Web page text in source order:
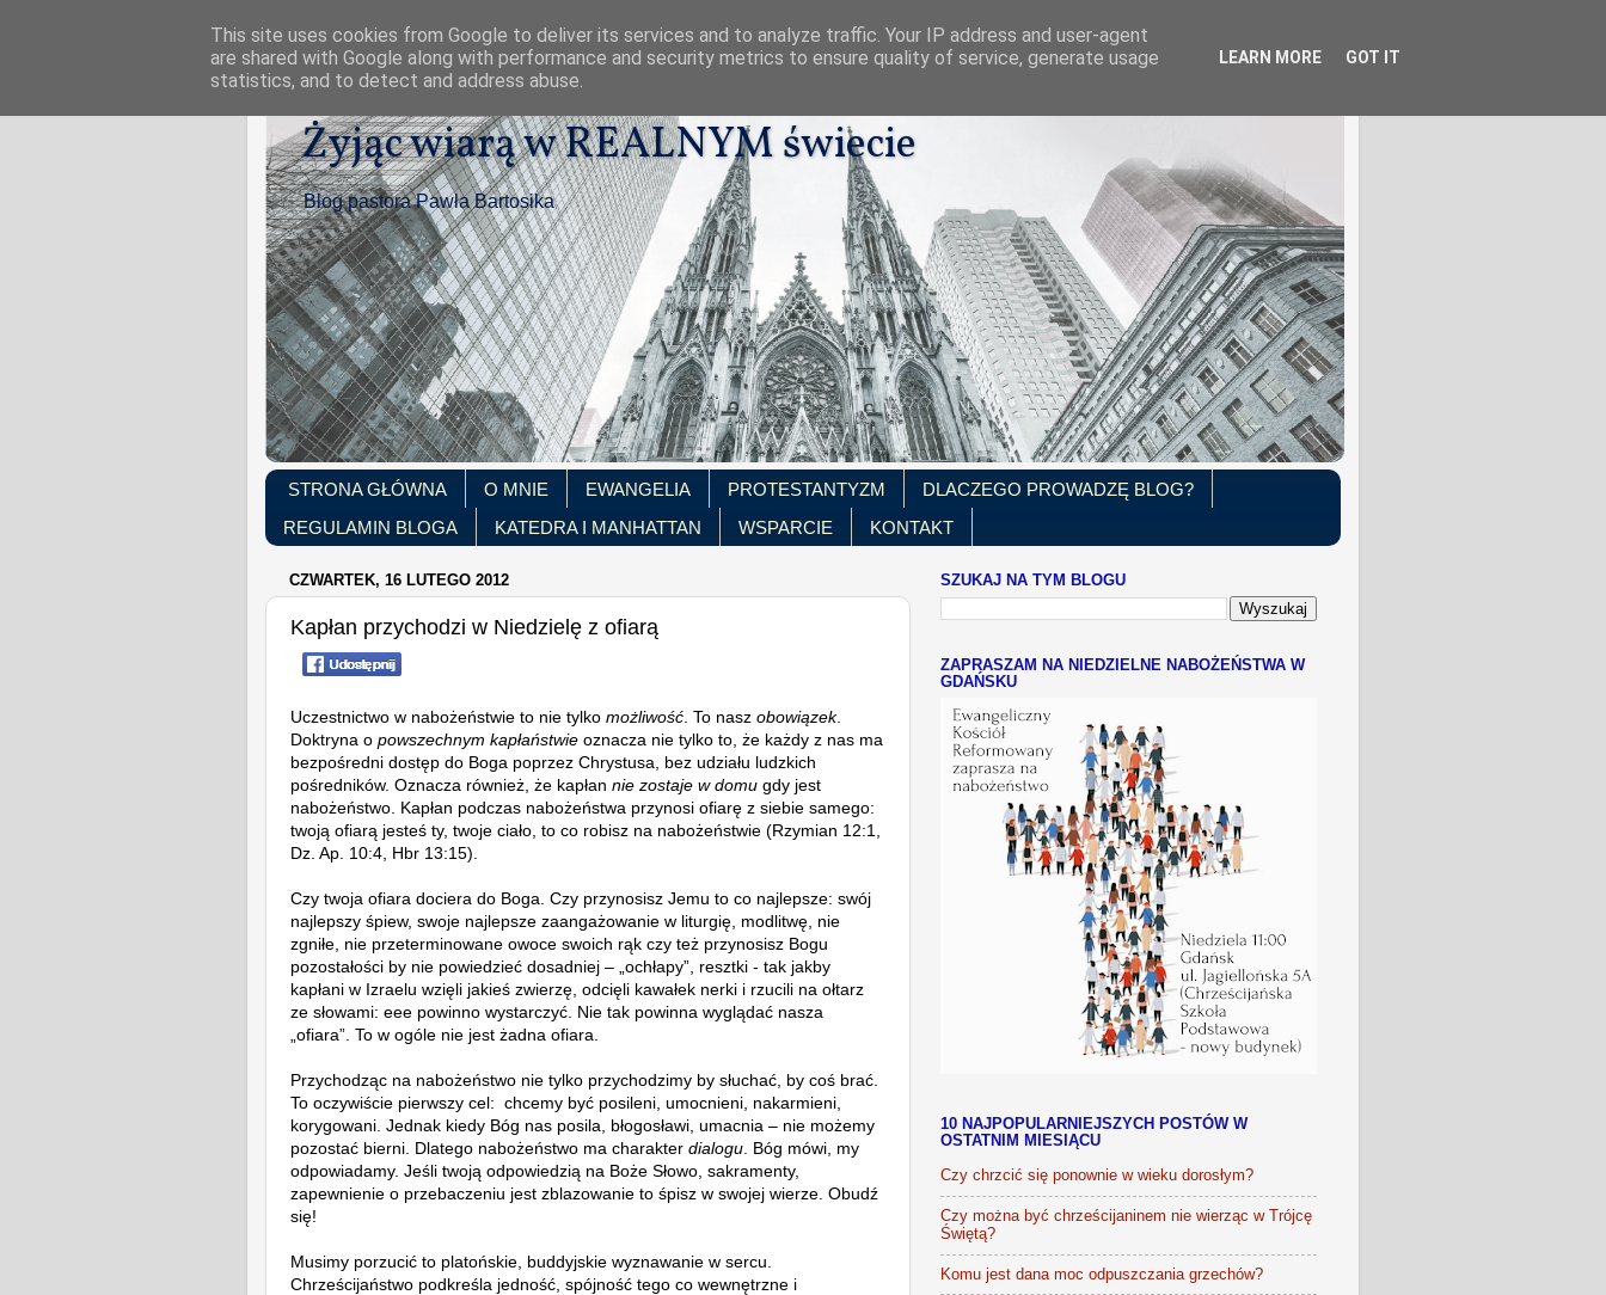
Żyjąc wiarą w REALNYM świecie
Blog pastora Pawła Bartosika
STRONA GŁÓWNA O MNIE EWANGELIA PROTESTANTYZM
DLACZEGO PROWADZĘ BLOG?
REGULAMIN BLOGA
KATEDRA I MANHATTAN WSPARCIE KONTAKT
CZWARTEK, 16 LUTEGO 2012
Kapłan przychodzi w Niedzielę z ofiarą
Uczestnictwo w nabożeństwie to nie tylko możliwość . To nasz obowiązek.
Doktryna o powszechnym kapłaństwie oznacza nie tylko to, że każdy z nas ma
bezpośredni dostęp do Boga poprzez Chrystusa, bez udziału ludzkich
pośredników. Oznacza również, że kapłan nie zostaje w domu gdy jest
nabożeństwo. Kapłan podczas nabożeństwa przynosi ofiarę z siebie samego:
twoją ofiarą jesteś ty, twoje ciało, to co robisz na nabożeństwie (Rzymian 12:1,
Dz. Ap. 10:4, Hbr 13:15).
Czy twoja ofiara dociera do Boga. Czy przynosisz Jemu to co najlepsze: swój
najlepszy śpiew, swoje najlepsze zaangażowanie w liturgię, modlitwę, nie
zgniłe, nie przeterminowane owoce swoich rąk czy też przynosisz Bogu
pozostałości by nie powiedzieć dosadniej – „ochłapy”, resztki - tak jakby
kapłani w Izraelu wzięli jakieś zwierzę, odcięli kawałek nerki i rzucili na ołtarz
ze słowami: eee powinno wystarczyć. Nie tak powinna wyglądać nasza
„ofiara”. To w ogóle nie jest żadna ofiara.
Przychodząc na nabożeństwo nie tylko przychodzimy by słuchać, by coś brać.
To oczywiście pierwszy cel: chcemy być posileni, umocnieni, nakarmieni,
korygowani. Jednak kiedy Bóg nas posila, błogosławi, umacnia – nie możemy
pozostać bierni. Dlatego nabożeństwo ma charakter dialogu . Bóg mówi, my
odpowiadamy. Jeśli twoją odpowiedzią na Boże Słowo, sakramenty,
zapewnienie o przebaczeniu jest zblazowanie to śpisz w swojej wierze. Obudź
się!
Musimy porzucić to platońskie, buddyjskie wyznawanie w sercu.
Chrześcijaństwo podkreśla jedność, spójność tego co wewnętrzne i
SZUKAJ NA TYM BLOGU
ZAPRASZAM NA NIEDZIELNE NABOŻEŃSTWA W
GDAŃSKU
10 NAJPOPULARNIEJSZYCH POSTÓW W
OSTATNIM MIESIĄCU
Czy chrzcić się ponownie w wieku dorosłym?
Czy można być chrześcijaninem nie wierząc w Trójcę
Świętą?
Komu jest dana moc odpuszczania grzechów?
This site uses cookies from Google to deliver its services and to analyze traffic. Your IP address and user-agent
are shared with Google along with performance and security metrics to ensure quality of service, generate usage
statistics, and to detect and address abuse.
LEARN MORE GOT IT